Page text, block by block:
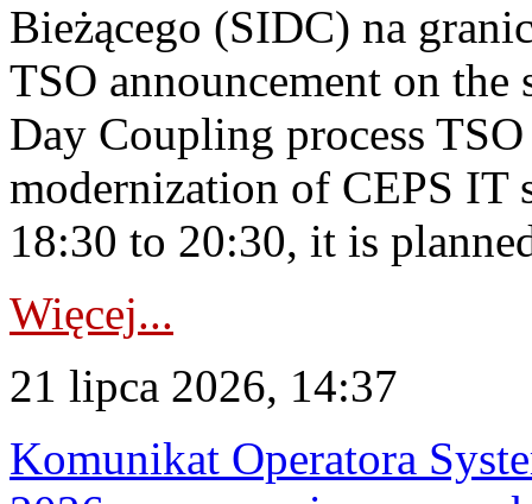
Bieżącego (SIDC) na
TSO announcement on
Day Coupling process
modernization of CEPS IT
18:30 to 20:30, it is
Więcej...
21 lipca 2026, 14:37
Komunikat Operatora